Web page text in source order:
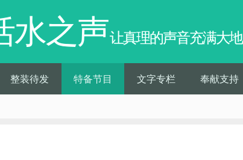
水之声让真理的声音充满大地
整装待发 特备节目 文字专栏 奉献支持